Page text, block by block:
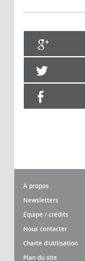
À propos
Newsletters
Équipe / crédits
Nous contacter
Charte d'utilisation
Plan du site